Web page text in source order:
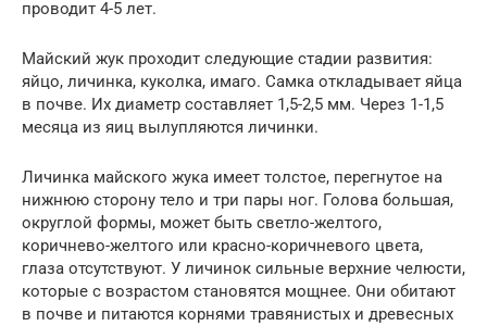
проводит 4-5 лет.
Майский жук проходит следующие стадии развития:
яйцо, личинка, куколка, имаго. Самка откладывает яйца
в почве. Их диаметр составляет 1,5-2,5 мм. Через 1-1,5
месяца из яиц вылупляются личинки.
Личинка майского жука имеет толстое, перегнутое на
нижнюю сторону тело и три пары ног. Голова большая,
округлой формы, может быть светло-желтого,
коричнево-желтого или красно-коричневого цвета,
глаза отсутствуют. У личинок сильные верхние челюсти,
которые с возрастом становятся мощнее. Они обитают
в почве и питаются корнями травянистых и древесных